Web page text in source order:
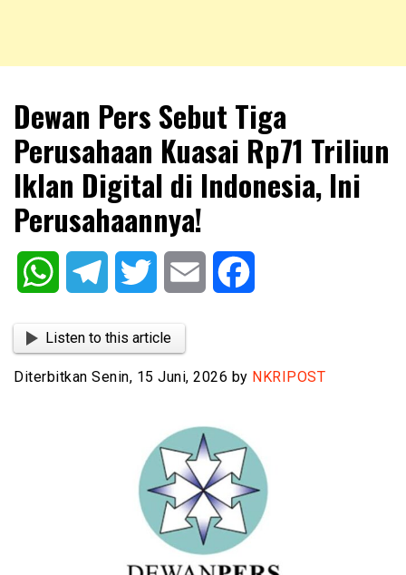
NKRIPOST
Dewan Pers Sebut Tiga
Perusahaan Kuasai Rp71 Triliun
Iklan Digital di Indonesia, Ini
Perusahaannya!
WhatsAppTelegram Twitter Email
Listen to this article
Diterbitkan Senin, 15 Juni, 2026 by NKRIPOST